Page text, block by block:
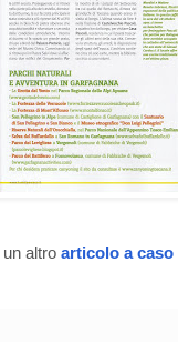
un altro articolo a caso